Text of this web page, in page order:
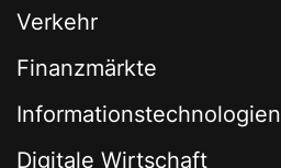
Verkehr
Finanzmärkte
Informationstechnologien
Digitale Wirtschaft